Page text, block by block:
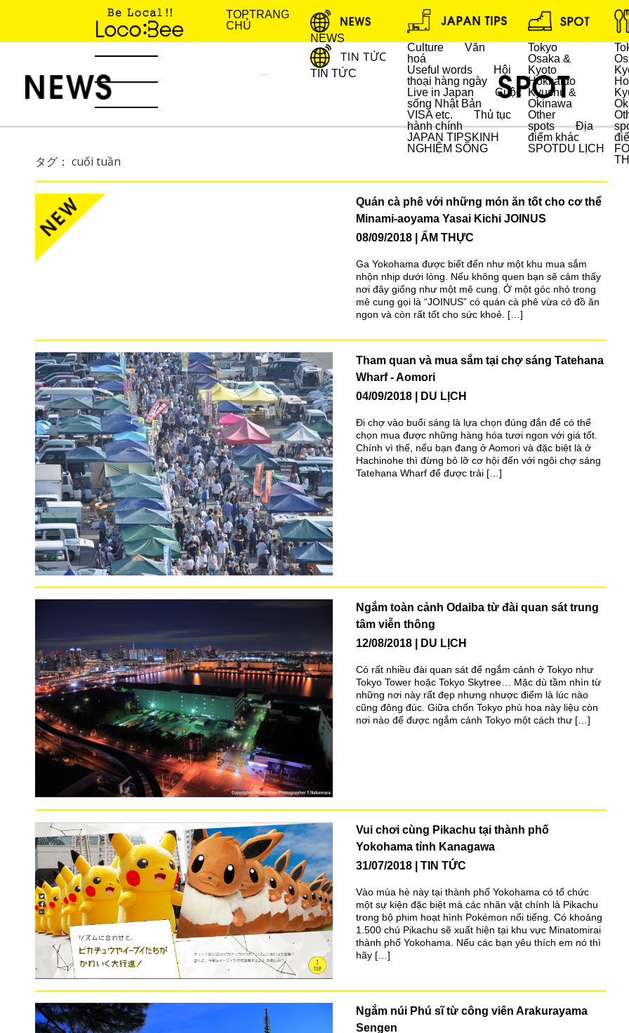
TOPTRANG
CHỦ
NEWS
TIN TỨC
Culture
Văn
hoá
Useful words
Hội
thoại hàng ngày
Live in Japan
Cuộc
sống Nhật Bản
VISA etc.
Thủ tục
hành chính
JAPAN TIPSKINH
NGHIỆM SỐNG
Tokyo
Osaka &
Kyoto
Hokkaido
Kyushu &
Okinawa
Other
spots
Địa
điểm khác
SPOTDU LỊCH
タグ： cuối tuần
Quán cà phê với những món ăn tốt cho cơ thể
Minami-aoyama Yasai Kichi JOINUS
08/09/2018
ẨM THỰC
Ga Yokohama được biết đến như một khu mua sắm
nhộn nhịp dưới lòng. Nếu không quen bạn sẽ cảm thấy
nơi đây giống như một mê cung. Ở một góc nhỏ trong
mê cung gọi là “JOINUS” có quán cà phê vừa có đồ ăn
ngon và còn rất tốt cho sức khoẻ. […]
Tham quan và mua sắm tại chợ sáng Tatehana
Wharf - Aomori
04/09/2018
DU LỊCH
Đi chợ vào buổi sáng là lựa chọn đúng đắn để có thể
chọn mua được những hàng hóa tươi ngon với giá tốt.
Chính vì thế, nếu bạn đang ở Aomori và đặc biệt là ở
Hachinohe thì đừng bỏ lỡ cơ hội đến với ngôi chợ sáng
Tatehana Wharf để được trải […]
Ngắm toàn cảnh Odaiba từ đài quan sát trung
tâm viễn thông
12/08/2018
DU LỊCH
Có rất nhiều đài quan sát để ngắm cảnh ở Tokyo như
Tokyo Tower hoặc Tokyo Skytree… Mặc dù tầm nhìn từ
những nơi này rất đẹp nhưng nhược điểm là lúc nào
cũng đông đúc. Giữa chốn Tokyo phù hoa này liệu còn
nơi nào để được ngắm cảnh Tokyo một cách thư […]
Vui chơi cùng Pikachu tại thành phố
Yokohama tỉnh Kanagawa
31/07/2018
TIN TỨC
Vào mùa hè này tại thành phố Yokohama có tổ chức
một sự kiện đặc biệt mà các nhân vật chính là Pikachu
trong bộ phim hoạt hình Pokémon nổi tiếng. Có khoảng
1.500 chú Pikachu sẽ xuất hiện tại khu vực Minatomirai
thành phố Yokohama. Nếu các bạn yêu thích em nó thì
hãy […]
Ngắm núi Phú sĩ từ công viên Arakurayama
Sengen